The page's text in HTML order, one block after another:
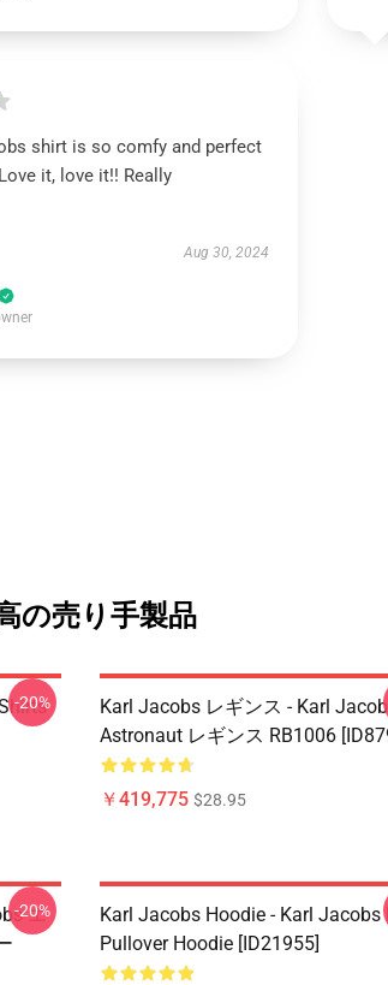
shirt is so comfy and perfect
it, love it!! Really
Aug 30, 2024
の売り手製品
-20%
Karl Jacobs レギンス - Karl
Astronaut レギンス RB1006
￥419,775 $28.95
エ
-20%
Karl Jacobs Hoodie - Karl Jacobs
Pullover Hoodie [ID21955]